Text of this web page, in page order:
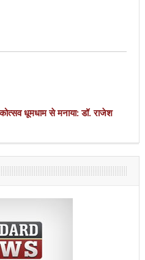
धूमधाम से मनाया: डॉ. राजेश